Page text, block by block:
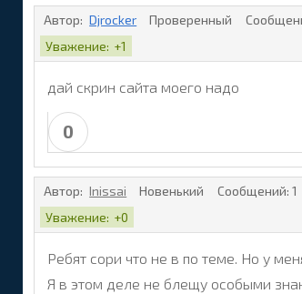
Автор: Djrocker Проверенный
Уважение: +1
дай скрин сайта моего надо
0
Автор: Inissai Новенький Сообщений: 1
Уважение: +0
Ребят сори что не в по теме. Но у
Я в этом деле не блещу особыми